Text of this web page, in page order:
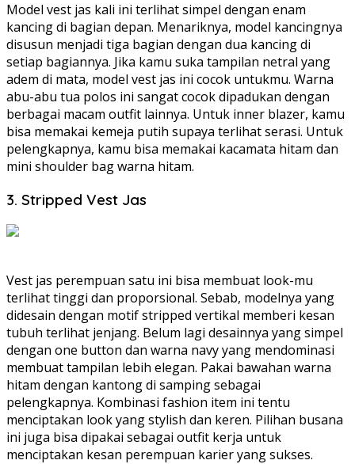
Model vest jas kali ini terlihat simpel dengan enam
kancing di bagian depan. Menariknya, model kancingnya
disusun menjadi tiga bagian dengan dua kancing di
setiap bagiannya. Jika kamu suka tampilan netral yang
adem di mata, model vest jas ini cocok untukmu. Warna
abu-abu tua polos ini sangat cocok dipadukan dengan
berbagai macam outfit lainnya. Untuk inner blazer, kamu
bisa memakai kemeja putih supaya terlihat serasi. Untuk
pelengkapnya, kamu bisa memakai kacamata hitam dan
mini shoulder bag warna hitam.
3. Stripped Vest Jas
Vest jas perempuan satu ini bisa membuat look-mu
terlihat tinggi dan proporsional. Sebab, modelnya yang
didesain dengan motif stripped vertikal memberi kesan
tubuh terlihat jenjang. Belum lagi desainnya yang simpel
dengan one button dan warna navy yang mendominasi
membuat tampilan lebih elegan. Pakai bawahan warna
hitam dengan kantong di samping sebagai
pelengkapnya. Kombinasi fashion item ini tentu
menciptakan look yang stylish dan keren. Pilihan busana
ini juga bisa dipakai sebagai outfit kerja untuk
menciptakan kesan perempuan karier yang sukses.